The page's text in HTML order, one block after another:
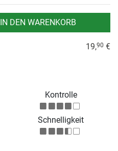
IN DEN WARENKORB
Kontrolle
Schnelligkeit
19,90 €